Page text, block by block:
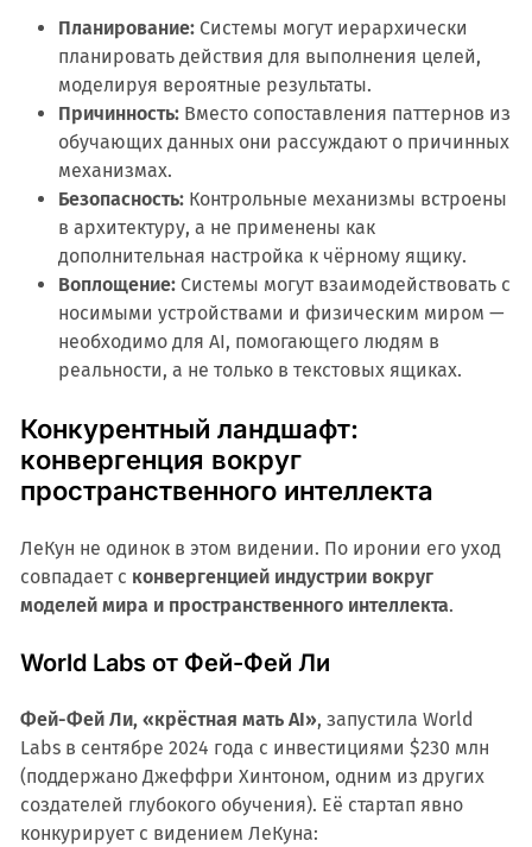
Планирование:Системы могут иерархически
планировать действия для выполнения целей,
моделируя вероятные результаты.
Причинность:Вместо сопоставления паттернов из
обучающих данных они рассуждают о причинных
механизмах.
Безопасность:Контрольные механизмы встроены
в архитектуру, а не применены как
дополнительная настройка к чёрному ящику.
Воплощение:Системы могут взаимодействовать с
носимыми устройствами и физическим миром —
необходимо для AI, помогающего людям в
реальности, а не только в текстовых ящиках.
Конкурентный ландшафт:
конвергенция вокруг
пространственного интеллекта
ЛеКун не одинок в этом видении. По иронии его уход
совпадает с конвергенцией индустрии вокруг
моделей мира и пространственного интеллекта.
World Labs от Фей-Фей Ли
Фей-Фей Ли, «крёстная мать AI», запустила World
Labs в сентябре 2024 года с инвестициями $230 млн
(поддержано Джеффри Хинтоном, одним из других
создателей глубокого обучения). Её стартап явно
конкурирует с видением ЛеКуна: